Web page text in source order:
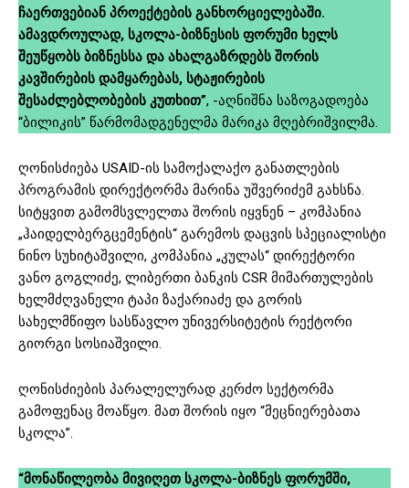
ჩაერთვებიან პროექტების განხორციელებაში.
ამავდროულად, სკოლა-ბიზნესის ფორუმი ხელს
შეუწყობს ბიზნესსა და ახალგაზრდებს შორის
კავშირების დამყარებას, სტაჟირების
შესაძლებლობების კუთხით”, -აღნიშნა საზოგადოება
“ბილიკის” წარმომადგენელმა მარიკა მღებრიშვილმა.
ღონისძიება USAID-ის სამოქალაქო განათლების
პროგრამის დირექტორმა მარინა უშვერიძემ გახსნა.
სიტყვით გამომსვლელთა შორის იყვნენ – კომპანია
„ჰაიდელბერგცემენტის“ გარემოს დაცვის სპეციალისტი
ნინო სუხიტაშვილი, კომპანია „კულას“ დირექტორი
ვანო გოგლიძე, ლიბერთი ბანკის CSR მიმართულების
ხელმძღვანელი ტაპი ზაქარიაძე და გორის
სახელმწიფო სასწავლო უნივერსიტეტის რექტორი
გიორგი სოსიაშვილი.
ღონისძიების პარალელურად კერძო სექტორმა
გამოფენაც მოაწყო. მათ შორის იყო “მეცნიერებათა
სკოლა”.
“მონაწილეობა მივიღეთ სკოლა-ბიზნეს ფორუმში,